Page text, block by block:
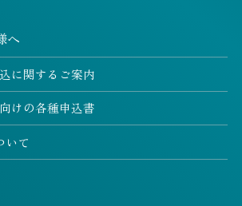
へ
に関するご案内
けの各種申込書
いて